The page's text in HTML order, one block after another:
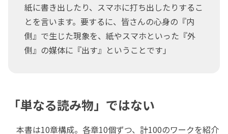
紙に書き出したり、スマホに打ち出したりするこ
とを言います。要するに、皆さんの心身の『内
側』で生じた現象を、紙やスマホといった『外
側』の媒体に『出す』ということです」
「単なる読み物」ではない
本書は10章構成。各章10個ずつ、計100のワークを紹介